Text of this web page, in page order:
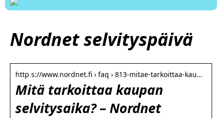
Nordnet selvityspäivä
http s://www.nordnet.fi › faq › 813-mitae-tarkoittaa-kau…
Mitä tarkoittaa kaupan
selvitysaika? – Nordnet